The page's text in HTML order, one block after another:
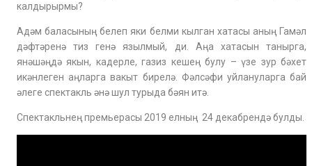
калдырырмы?
Адәм баласының белеп яки белми кылган хатасы аның Гамәл
дәфтәренә тиз генә язылмый, ди. Аңа хатасын танырга,
янәшәңдә якын, кадерле, газиз кешең булу – үзе зур бәхет
икәнлеген аңларга вакыт бирелә. Фәлсәфи уйлануларга бай
әлеге спектакль әнә шул турыда бәян итә.
Спектакльнең премьерасы 2019 елның 24 декабрендә булды.